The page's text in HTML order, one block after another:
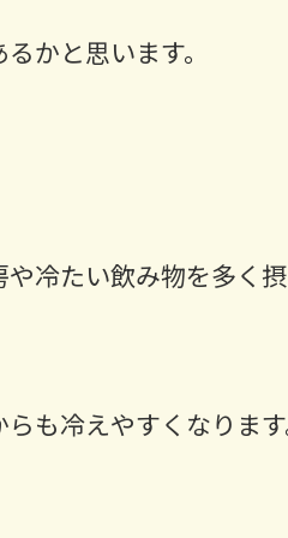
かと思います。
冷たい飲み物を多く
も冷えやすくなります